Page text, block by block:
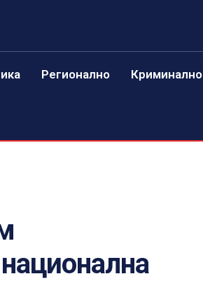
Регионално Криминално